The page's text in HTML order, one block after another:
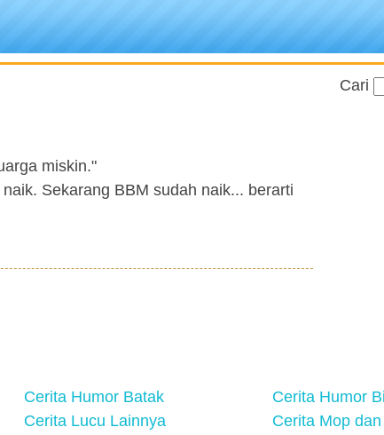
miskin."
Sekarang BBM sudah naik... berarti
Cari
Cerita Humor Batak
Cerita Humor
Cerita Lucu Lainnya
Cerita Mop